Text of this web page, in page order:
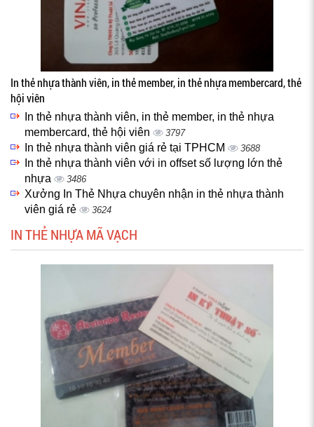
In thẻ nhựa thành viên, in thẻ member, in thẻ nhựa membercard, thẻ
hội viên
In thẻ nhựa thành viên, in thẻ member, in thẻ nhựa
membercard, thẻ hội viên
3797
In thẻ nhựa thành viên giá rẻ tại TPHCM 3688
In thẻ nhựa thành viên với in offset số lượng lớn thẻ
nhựa
3486
Xưởng In Thẻ Nhựa chuyên nhận in thẻ nhựa thành
viên giá rẻ
3624
IN THẺ NHỰA MÃ VẠCH